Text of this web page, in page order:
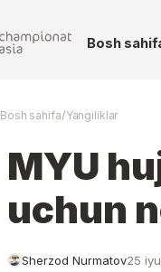
Bosh
Bosh sahifa/Yangiliklar
MYU
uchun
Sherzod Nurmatov25